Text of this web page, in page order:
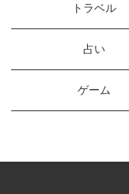
トラベル
占い
ゲーム